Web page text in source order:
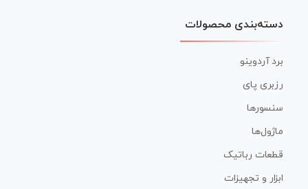
دسته‌بندی محصولات
برد آردوینو
رزبری پای
سنسورها
ماژول‌ها
قطعات رباتیک
ابزار و تجهیزات